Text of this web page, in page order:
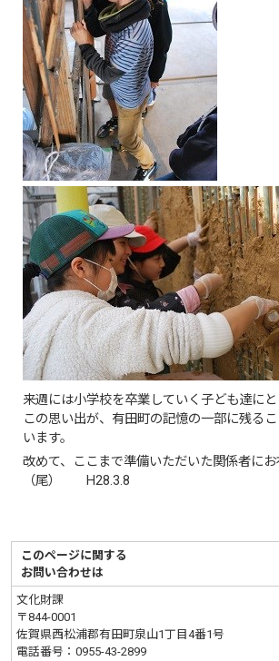
来週には小学校を卒業していく子ども達に
この思い出が、有田町の記憶の一部に残る
います。
改めて、ここまで準備いただいた関係者にお
（尾） H28.3.8
このページに関する
お問い合わせは
文化財課
〒844-0001
佐賀県西松浦郡有田町泉山1丁目4番1号
電話番号：0955-43-2899